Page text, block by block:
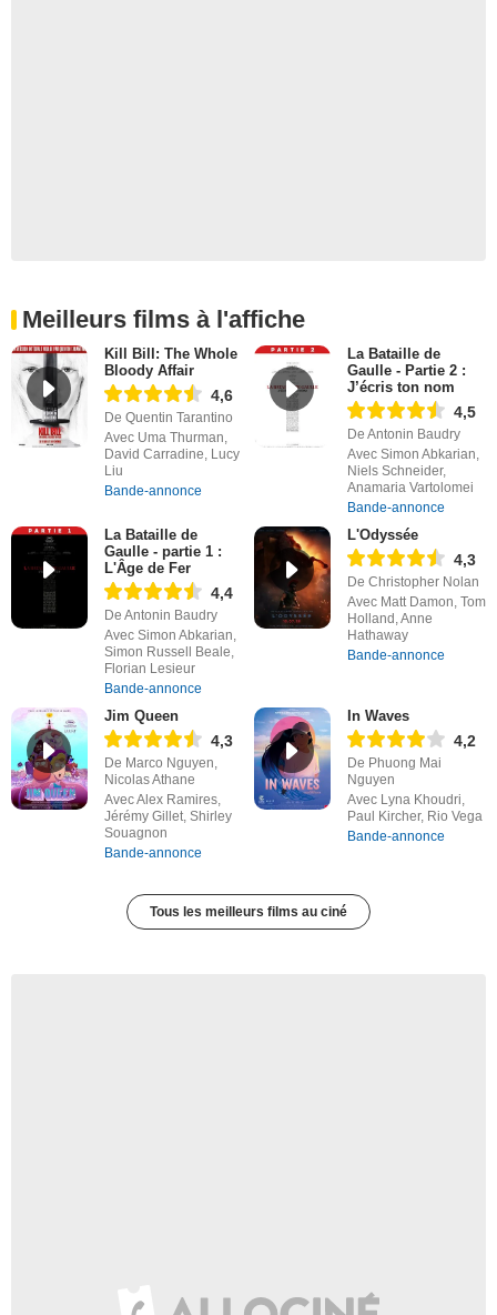
Meilleurs films à l'affiche
Kill Bill: The Whole
Bloody Affair
4,6
De Quentin Tarantino
Avec Uma Thurman,
David Carradine, Lucy
Liu
Bande-annonce
La Bataille de
Gaulle - Partie 2 :
J’écris ton nom
4,5
De Antonin Baudry
Avec Simon Abkarian,
Niels Schneider,
Anamaria Vartolomei
Bande-annonce
La Bataille de
Gaulle - partie 1 :
L'Âge de Fer
4,4
De Antonin Baudry
Avec Simon Abkarian,
Simon Russell Beale,
Florian Lesieur
Bande-annonce
L'Odyssée
4,3
De Christopher Nolan
Avec Matt Damon, Tom
Holland, Anne
Hathaway
Bande-annonce
Jim Queen
4,3
De Marco Nguyen,
Nicolas Athane
Avec Alex Ramires,
Jérémy Gillet, Shirley
Souagnon
Bande-annonce
In Waves
4,2
De Phuong Mai
Nguyen
Avec Lyna Khoudri,
Paul Kircher, Rio Vega
Bande-annonce
Tous les meilleurs films au ciné